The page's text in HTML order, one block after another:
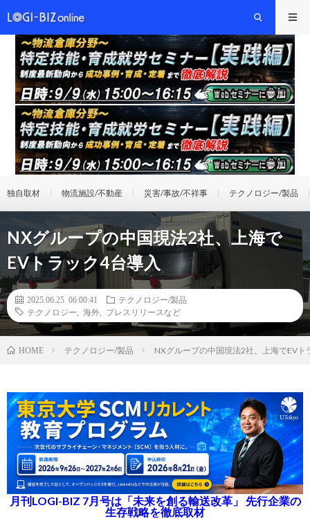
独自取材 物流施設/不動産 災害/事故/不祥事 テクノロジー/製品
NXグループの中国現法2社、上海で
EVトラック4台導入
2025.06.25 06:00:41
テクノロジー/製品
テクノロジー
海外 プレスリリースなど
HOME テクノロジー/製品 NXグループの中国現法2社、上海でEVト
月刊LOGI-BIZ 7月号は「未来を創る輸送改革」 先行企業の
生存戦略を徹底取材